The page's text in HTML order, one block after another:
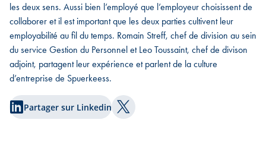
les deux sens. Aussi bien l’employé que l’employeur choisissent de
collaborer et il est important que les deux parties cultivent leur
employabilité au fil du temps. Romain Streff, chef de division au sein
du service Gestion du Personnel et Leo Toussaint, chef de divison
adjoint, partagent leur expérience et parlent de la culture
d’entreprise de Spuerkeess.
Partager sur Linkedin Partager sur Twitter